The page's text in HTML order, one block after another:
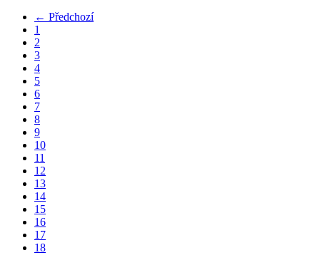
← Předchozí
1
2
3
4
5
6
7
8
9
10
11
12
13
14
15
16
17
18